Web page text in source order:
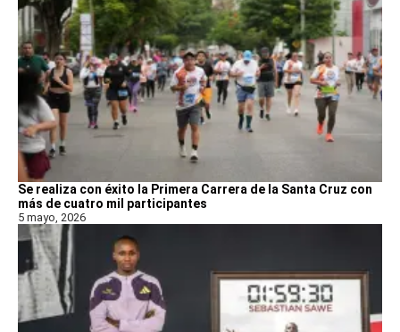
Se realiza con éxito la Primera Carrera de la Santa Cruz con
más de cuatro mil participantes
5 mayo, 2026